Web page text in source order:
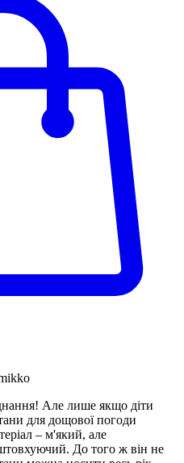
Але лише якщо діти
для дощової погоди
– м'який, але
До того ж він не